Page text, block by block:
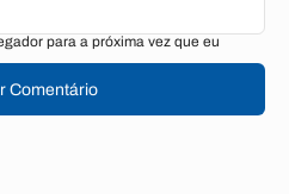
para a próxima vez que eu
Comentário